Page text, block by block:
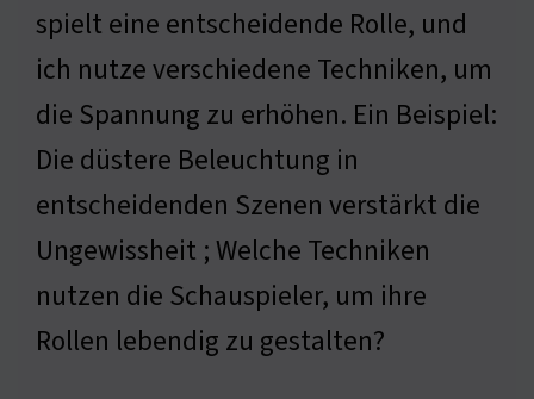
spielt eine entscheidende Rolle, und
ich nutze verschiedene Techniken, um
die Spannung zu erhöhen. Ein Beispiel:
Die düstere Beleuchtung in
entscheidenden Szenen verstärkt die
Ungewissheit ; Welche Techniken
nutzen die Schauspieler, um ihre
Rollen lebendig zu gestalten?